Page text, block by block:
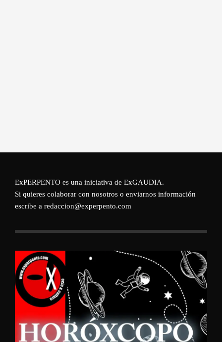
ExPERPENTO es una iniciativa de ExGAUDIA.
Si quieres colaborar con nosotros o enviarnos información
escribe a redaccion@experpento.com